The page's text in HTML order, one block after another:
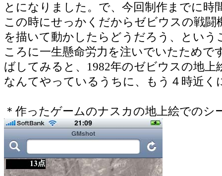
とになりました。で、今回制作までに時
この時にせっかくだからゼビウスの戦闘
を描いて動かしたらどうだろう、という
ころに一生懸命労力を注いでいたためで
ばしてみると、1982年のゼビウスの地上
なんてやっているうちに、もう４時近く
＊作ったゲームのナスカの地上絵でのシ